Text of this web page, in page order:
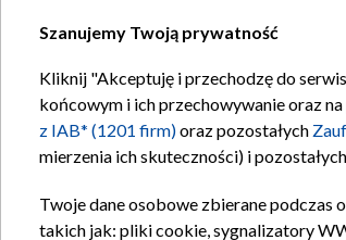
Telegazeta ogłoszenia
Szanujemy Twoją prywatność
Kliknij "Akceptuję i przechodzę do
końcowym i ich przechowywanie oraz
z IAB* (1201 firm)oraz pozostałych
mierzenia ich skuteczności) i
Twoje dane osobowe zbierane podczas
takich jak: pliki cookie, sygnalizatory